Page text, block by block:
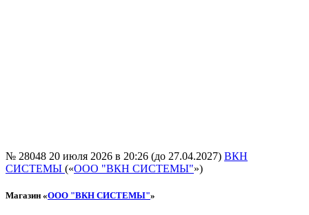
№ 28048 20 июля 2026 в 20:26 (до 27.04.2027) ВКН
СИСТЕМЫ («ООО "ВКН СИСТЕМЫ"»)
Магазин «ООО "ВКН СИСТЕМЫ"»